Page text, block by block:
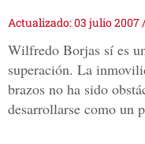
Actualizado: 03 julio 2007
Wilfredo Borjas sí es
superación. La
brazos no ha sido
desarrollarse como un